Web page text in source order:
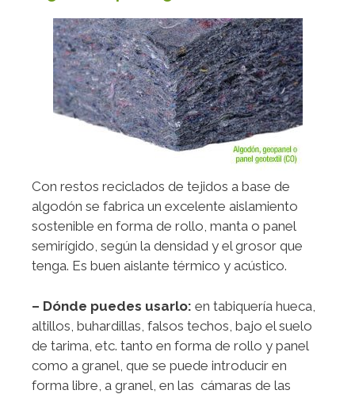
Con restos reciclados de tejidos a base de
algodón se fabrica un excelente aislamiento
sostenible en forma de rollo, manta o panel
semirígido, según la densidad y el grosor que
tenga. Es buen aislante térmico y acústico.
– Dónde puedes usarlo: en tabiquería hueca,
altillos, buhardillas, falsos techos, bajo el suelo
de tarima, etc. tanto en forma de rollo y panel
como a granel, que se puede introducir en
forma libre, a granel, en las cámaras de las